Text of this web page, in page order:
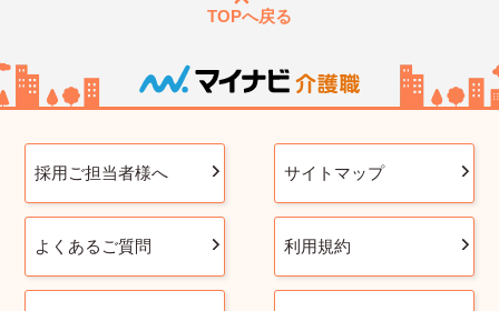
TOPへ戻る
採用ご担当者様へ サイトマップ
よくあるご質問 利用規約